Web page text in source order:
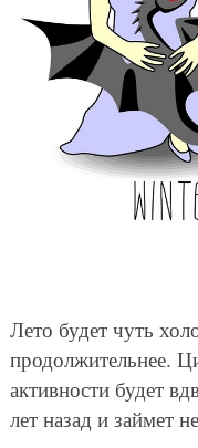
Лето будет чуть
продолжительнее.
активности будет
лет назад и займет